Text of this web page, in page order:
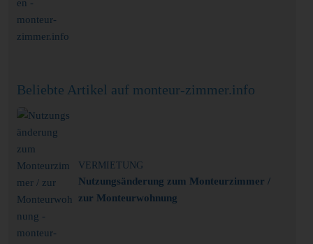
Beliebte Artikel auf monteur-zimmer.info
VERMIETUNG
Nutzungsänderung zum Monteurzimmer /
zur Monteurwohnung